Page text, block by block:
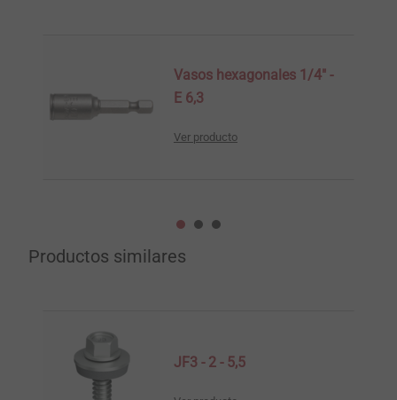
Vasos hexagonales 1/4" -
E 6,3
Ver producto
Productos similares
JF3 - 2 - 5,5